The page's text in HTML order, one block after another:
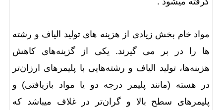
مواد خام بخش زیادی از هزینه های تولید الیاف و رشته
ها را در بر می گیرند. یکی از گزینه‌های کاهش
هزینه‌ها، تولید الیاف و رشته‌هایی با پلیمرهای ارزان‌تر
در هسته (مانند پلیمر درجه دو یا مواد بازیافتی) و
پلیمرهای سطح بالا و گران‌تر در غلاف میباشد که